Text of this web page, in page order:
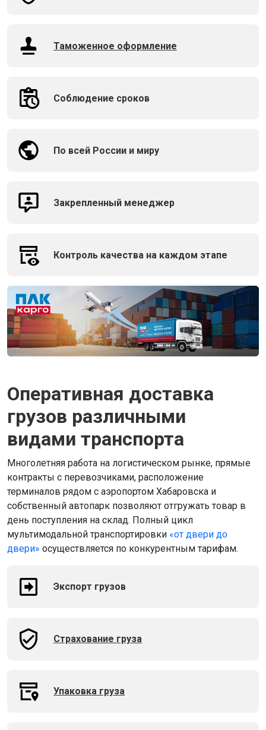
Таможенное оформление
Соблюдение сроков
По всей России и миру
Закрепленный менеджер
Контроль качества на каждом этапе
Оперативная доставка
грузов различными
видами транспорта
Многолетняя работа на логистическом рынке, прямые
контракты с перевозчиками, расположение
терминалов рядом с аэропортом Хабаровска и
собственный автопарк позволяют отгружать товар в
день поступления на склад. Полный цикл
мультимодальной транспортировки «от двери до
двери» осуществляется по конкурентным тарифам.
Экспорт грузов
Страхование груза
Упаковка груза